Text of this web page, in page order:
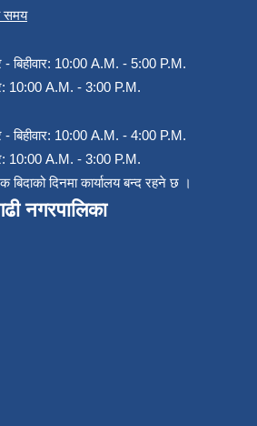
समय
- बिहीवार: 10:00 A.M. - 5:00 P.M.
10:00 A.M. - 3:00 P.M.
- बिहीवार: 10:00 A.M. - 4:00 P.M.
10:00 A.M. - 3:00 P.M.
बिदाको दिनमा कार्यालय बन्द रहने छ ।
नगरपालिका